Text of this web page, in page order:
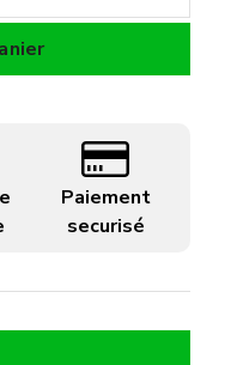
Paiement
securisé